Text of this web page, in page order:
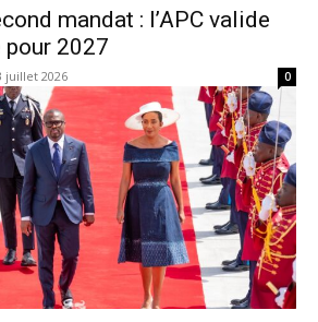
mandat : l’APC valide
2027
juillet 2026 0